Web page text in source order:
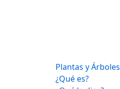
Plantas y Árboles
¿Qué es?